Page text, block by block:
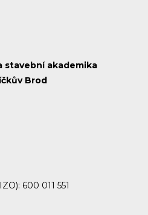
stavební akademika
Brod
600 011 551